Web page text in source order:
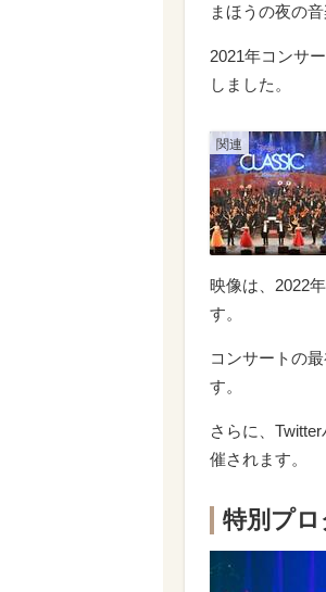
まほうの夜の音
2021年コンサ
しました。
映像は、2022
す。
コンサートの
す。
さらに、
催されます。
特別プ